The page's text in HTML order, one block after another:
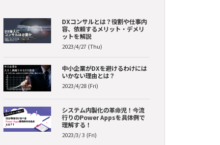
DXコンサルとは？役割や仕事内
容、依頼するメリット・デメリ
ットを解説
2023/4/27 (Thu)
中小企業がDXを避けるわけには
いかない理由とは？
2023/4/28 (Fri)
システム内製化の革命児！今流
行りのPower Appsを具体例で
理解する！
2023/3/ 3 (Fri)